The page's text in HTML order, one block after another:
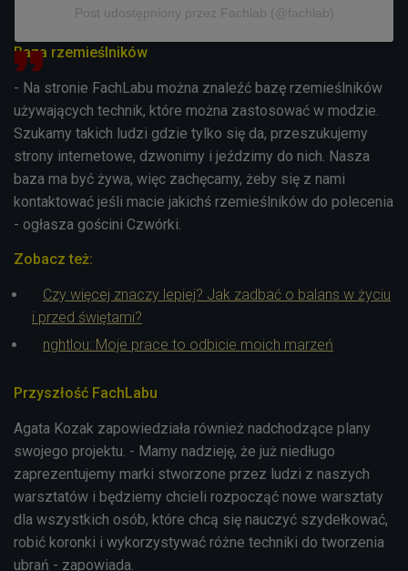
Post udostępniony przez Fachlab (@fachlab)
Baza rzemieślników
- Na stronie FachLabu można znaleźć bazę rzemieślników
używających technik, które można zastosować w modzie.
Szukamy takich ludzi gdzie tylko się da, przeszukujemy
strony internetowe, dzwonimy i jeździmy do nich. Nasza
baza ma być żywa, więc zachęcamy, żeby się z nami
kontaktować jeśli macie jakichś rzemieślników do polecenia
- ogłasza gościni Czwórki.
Zobacz też:
Czy więcej znaczy lepiej? Jak zadbać o balans w życiu
i przed świętami?
nghtlou: Moje prace to odbicie moich marzeń
Przyszłość FachLabu
Agata Kozak zapowiedziała również nadchodzące plany
swojego projektu. - Mamy nadzieję, że już niedługo
zaprezentujemy marki stworzone przez ludzi z naszych
warsztatów i będziemy chcieli rozpocząć nowe warsztaty
dla wszystkich osób, które chcą się nauczyć szydełkować,
robić koronki i wykorzystywać różne techniki do tworzenia
ubrań - zapowiada.